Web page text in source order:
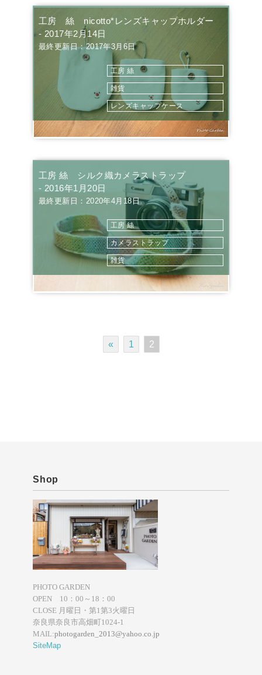
工房 絲 nicotto*レンズキャップホルダー
- 2017年2月14日
最終更新日：2017年3月6日
工房 絲
雑貨
レンズキャップケース
工房 絲 シルク織カメラストラップ
- 2016年1月20日
最終更新日：2020年4月18日
工房 絲
カメラストラップ
雑貨
« 1 2
Shop
PHOTO GARDEN
OPEN 10：00～18：00
CLOSE 月曜日・第1第3火曜日
奈良県奈良市高畑町1024-1
MAIL:photogarden_2013@yahoo.co.jp
SiteMap